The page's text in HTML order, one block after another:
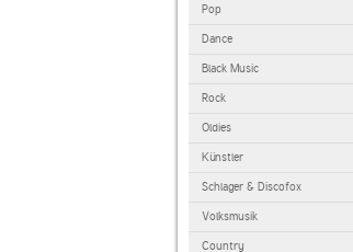
Pop
Dance
Black Music
Rock
Oldies
Künstler
Schlager & Discofox
Volksmusik
Country